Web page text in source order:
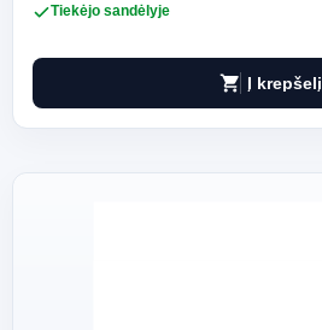
Tiekėjo sandėlyje
shopping_cart Į krepšelį